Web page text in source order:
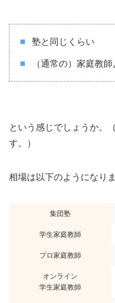
塾と同じくらい
（通常の）家庭教
という感じでしょうか。
す。）
相場は以下のようになりま
集団塾
学生家庭教師
プロ家庭教師
オンライン
学生家庭教師